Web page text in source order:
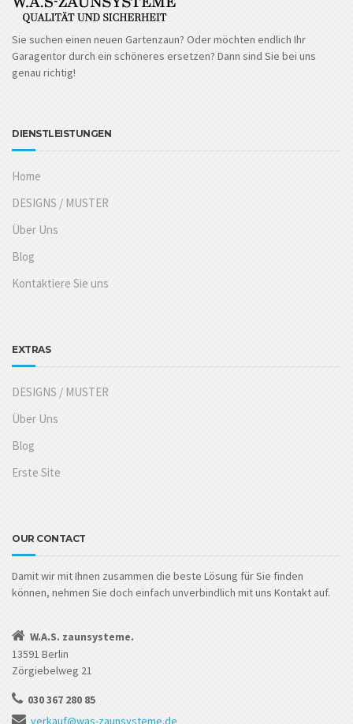
Sie suchen einen neuen Gartenzaun? Oder möchten endlich Ihr
Garagentor durch ein schöneres ersetzen? Dann sind Sie bei uns
genau richtig!
DIENSTLEISTUNGEN
Home
DESIGNS / MUSTER
Über Uns
Blog
Kontaktiere Sie uns
EXTRAS
DESIGNS / MUSTER
Über Uns
Blog
Erste Site
OUR CONTACT
Damit wir mit Ihnen zusammen die beste Lösung für Sie finden
können, nehmen Sie doch einfach unverbindlich mit uns Kontakt auf.
W.A.S. zaunsysteme.
13591 Berlin
Zörgiebelweg 21
030 367 280 85
verkauf@was-zaunsysteme.de